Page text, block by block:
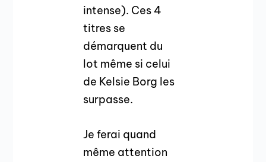
intense). Ces 4
titres se
démarquent du
lot même si celui
de Kelsie Borg les
surpasse.
Je ferai quand
même attention